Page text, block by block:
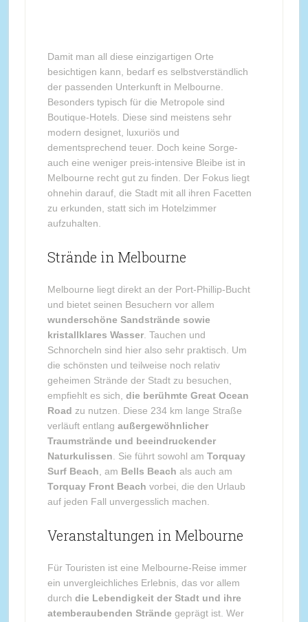
Damit man all diese einzigartigen Orte
besichtigen kann, bedarf es selbstverständlich
der passenden Unterkunft in Melbourne.
Besonders typisch für die Metropole sind
Boutique-Hotels. Diese sind meistens sehr
modern designet, luxuriös und
dementsprechend teuer. Doch keine Sorge-
auch eine weniger preis-intensive Bleibe ist in
Melbourne recht gut zu finden. Der Fokus liegt
ohnehin darauf, die Stadt mit all ihren Facetten
zu erkunden, statt sich im Hotelzimmer
aufzuhalten.
Strände in Melbourne
Melbourne liegt direkt an der Port-Phillip-Bucht
und bietet seinen Besuchern vor allem
wunderschöne Sandstrände sowie
kristallklares Wasser. Tauchen und
Schnorcheln sind hier also sehr praktisch. Um
die schönsten und teilweise noch relativ
geheimen Strände der Stadt zu besuchen,
empfiehlt es sich, die berühmte Great Ocean
Road zu nutzen. Diese 234 km lange Straße
verläuft entlang außergewöhnlicher
Traumstrände und beeindruckender
Naturkulissen . Sie führt sowohl am Torquay
Surf Beach , am Bells Beach als auch am
Torquay Front Beach vorbei, die den Urlaub
auf jeden Fall unvergesslich machen.
Veranstaltungen in Melbourne
Für Touristen ist eine Melbourne-Reise immer
ein unvergleichliches Erlebnis, das vor allem
durch die Lebendigkeit der Stadt und ihre
atemberaubenden Strände geprägt ist. Wer